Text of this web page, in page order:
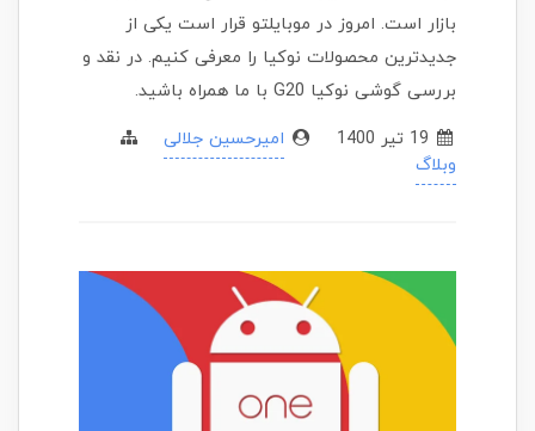
بازار است. امروز در موبایلتو قرار است یکی از
جدیدترین محصولات نوکیا را معرفی کنیم. در نقد و
بررسی گوشی نوکیا G20 با ما همراه باشید.
امیرحسین جلالی
وبلاگ